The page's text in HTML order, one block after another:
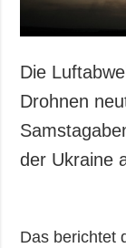
Die
Drohnen
der Ukraine
Das berichtet